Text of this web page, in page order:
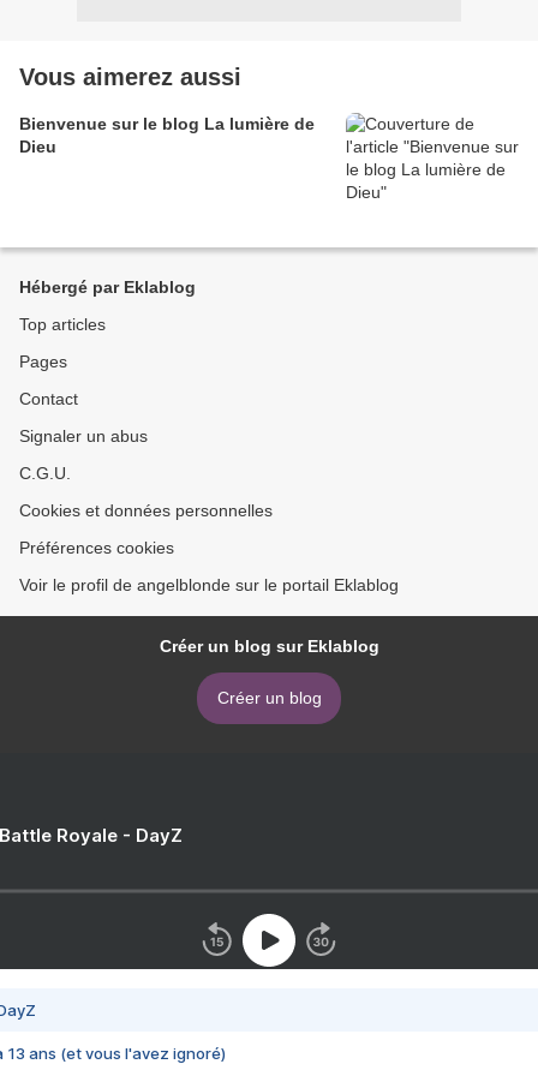
Vous aimerez aussi
Bienvenue sur le blog La lumière de
Dieu
Hébergé par Eklablog
Top articles
Pages
Contact
Signaler un abus
C.G.U.
Cookies et données personnelles
Préférences cookies
Voir le profil de angelblonde sur le portail Eklablog
Créer un blog sur Eklablog
Créer un blog
Royale - DayZ
13 ans (et vous l'avez ignoré)